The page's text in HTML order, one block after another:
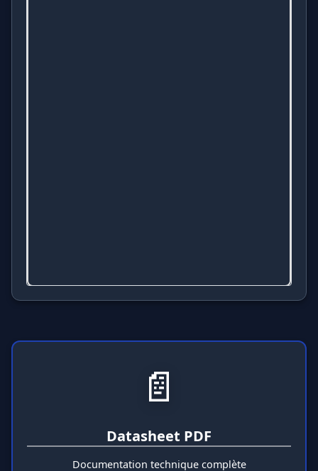
📄
Datasheet PDF
Documentation technique complète